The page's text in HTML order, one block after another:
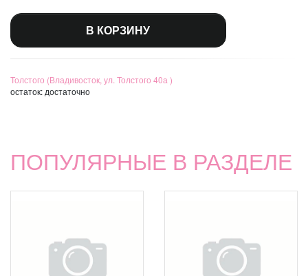
В КОРЗИНУ
Толстого (Владивосток, ул. Толстого 40а )
остаток: достаточно
ПОПУЛЯРНЫЕ В РАЗДЕЛЕ